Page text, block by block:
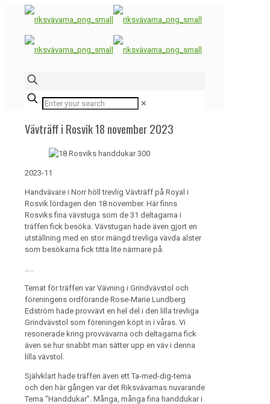
✕
Vävträff i Rosvik 18 november 2023
2023-11
Handvävare i Norr höll trevlig Vävträff på Royal i
Rosvik lördagen den 18 november. Här finns
Rosviks fina vävstuga som de 31 deltagarna i
träffen fick besöka. Vävstugan hade även gjort en
utställning med en stor mängd trevliga vävda alster
som besökarna fick titta lite närmare på.
…..
Temat för träffen var Vävning i Grindvävstol och
föreningens ordförande Rose-Marie Lundberg
Edström hade provvävt en hel del i den lilla trevliga
Grindvävstol som föreningen köpt in i våras. Vi
resonerade kring provvävarna och deltagarna fick
även se hur snabbt man sätter upp en väv i denna
lilla vävstol.
Självklart hade träffen även ett Ta-med-dig-tema
och den här gången var det Riksvävarnas nuvarande
Tema “Handdukar”. Många, många fina handdukar i